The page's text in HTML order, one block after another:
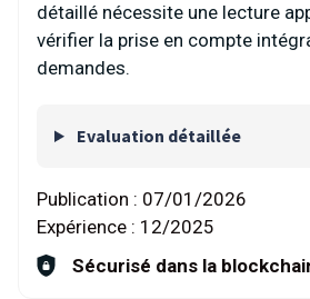
détaillé nécessite une lecture
vérifier la prise en compte
demandes.
Evaluation détaillée
Publication : 07/01/2026
Expérience : 12/2025
Sécurisé dans la